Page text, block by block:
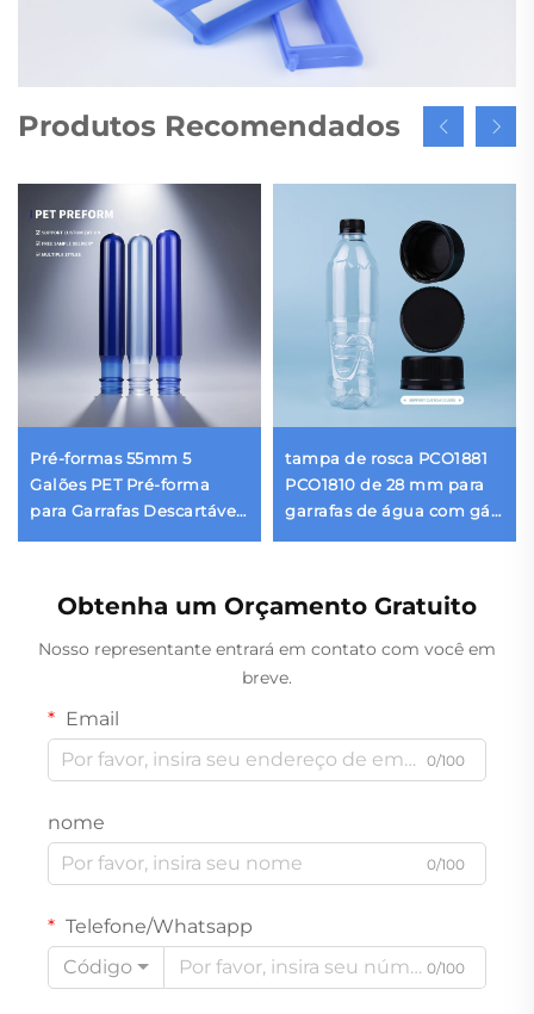
Produtos Recomendados
Pré-formas 55mm 5
Galões PET Pré-forma
para Garrafas Descartáveis
tampa de rosca PCO1881
PCO1810 de 28 mm para
garrafas de água com gás
Obtenha um Orçamento Gratuito
Nosso representante entrará em contato com você em
breve.
Email
0/100
nome
0/100
Telefone/Whatsapp
Código
0/100